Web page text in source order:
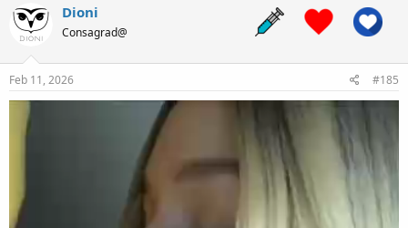
t
n
s
Dioni
Consagrad@
Feb 11, 2026 #185